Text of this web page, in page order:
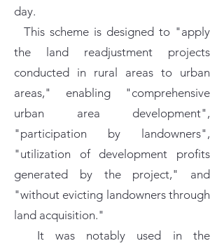
day.
This scheme is designed to "apply
the land readjustment projects
conducted in rural areas to urban
areas," enabling "comprehensive
urban area development",
"participation by landowners",
"utilization of development profits
generated by the project," and
"without evicting landowners through
land acquisition."
It was notably used in the